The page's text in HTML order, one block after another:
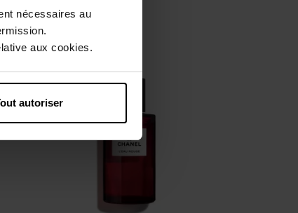
nécessaires au
aux cookies.
autoriser